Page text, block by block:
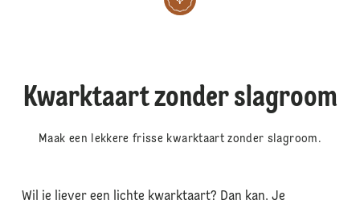
Kwarktaart zonder slagroom
Maak een lekkere frisse kwarktaart zonder slagroom.
Wil je liever een lichte kwarktaart? Dan kan. Je